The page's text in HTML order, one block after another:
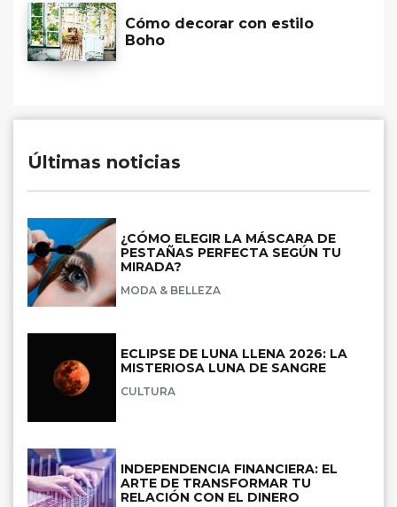
Cómo decorar con estilo
Boho
Últimas noticias
¿CÓMO ELEGIR LA MÁSCARA DE
PESTAÑAS PERFECTA SEGÚN TU
MIRADA?
MODA & BELLEZA
ECLIPSE DE LUNA LLENA 2026: LA
MISTERIOSA LUNA DE SANGRE
CULTURA
INDEPENDENCIA FINANCIERA: EL
ARTE DE TRANSFORMAR TU
RELACIÓN CON EL DINERO